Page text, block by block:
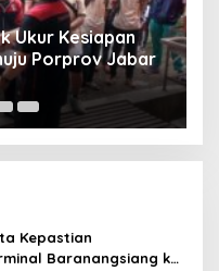
Ukur Kesiapan
Porprov Jabar
Kepastian
Baranangsiang ke